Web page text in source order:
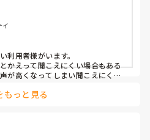
な方と関わる際に工夫している
意思疎通ができる良い方法など
イ
利用者様がいます。
かえって聞こえにくい場合もある
が高くなってしまい聞こえにくい
もっと見る